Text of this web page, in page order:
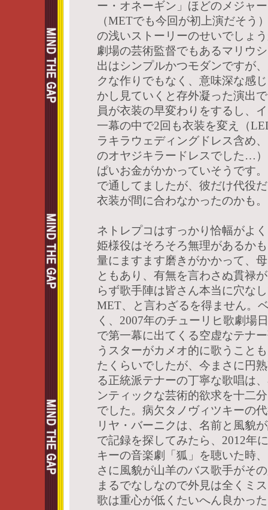
ー・オネーギン」ほどのメジャ
（METでも今回が初上演だそう
の浅いストーリーのせいでしょ
劇場の芸術監督でもあるマリウ
出はシンプルかつモダンですが
クな作りでもなく、意味深な感
かし見ていくと存外凝った演出
員が衣装の早変わりをするし、
一幕の中で2回も衣装を変え（
ラキラウェディングドレス含め
のオヤジキラードレスでした…
ぱいお金がかかっていそうです
で通してましたが、彼だけ代役
衣装が間に合わなかったのかも。
ネトレプコはすっかり恰幅がよ
姫様役はそろそろ無理があるか
量にますます磨きがかかって、
ともあり、有無を言わさぬ貫禄
らず歌手陣は皆さん本当に穴な
MET、と言わざるを得ません。
く、2007年のチューリヒ歌劇場
で第一幕に出てくる空虚なテナ
うスターがカメオ的に歌うこと
たくらいでしたが、今まさに円
る正統派テナーの丁寧な歌唱は
ンティックな芸術的欲求を十二
でした。病欠タノヴィツキーの
リヤ・バーニクは、名前と風貌
で記録を探してみたら、2012年
キーの音楽劇「狐」を聴いた時
さに風貌が山羊のバス歌手がそ
まるでなしなので外見は全くミ
歌は重心が低くたいへん良かっ